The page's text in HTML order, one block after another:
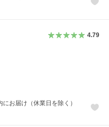
4.79
にお届け（休業日を除く）